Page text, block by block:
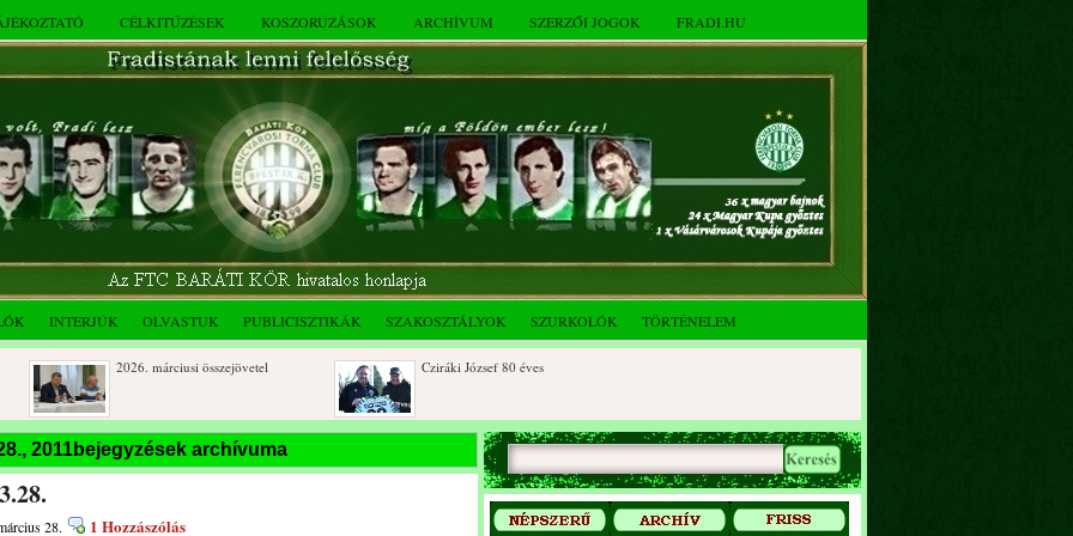
CÉLKITŰZÉSEK KOSZORÚZÁSOK ARCHÍVUM SZERZŐI JOGOK FRADI.HU
INTERJÚK OLVASTUK PUBLICISZTIKÁK SZAKOSZTÁLYOK SZURKOLÓK TÖRTÉNELEM
2026. márciusi összejövetel Cziráki József 80 éves
Rendkívüli közgyűlés és a 2025.
novemberi összejövetel
Dálnoki József 90 éves
2011bejegyzések archívuma
28. 1 Hozzászólás